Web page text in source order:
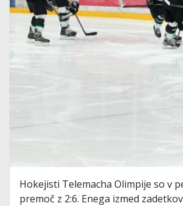
Hokejisti Telemacha Olimpije so v
premoč z 2:6. Enega izmed